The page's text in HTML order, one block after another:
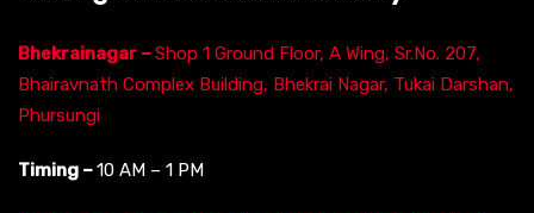
Bhekrainagar –Shop 1 Ground Floor, A Wing, Sr.No. 207,
Bhairavnath Complex Building, Bhekrai Nagar, Tukai Darshan,
Phursungi
Timing –10 AM – 1 PM